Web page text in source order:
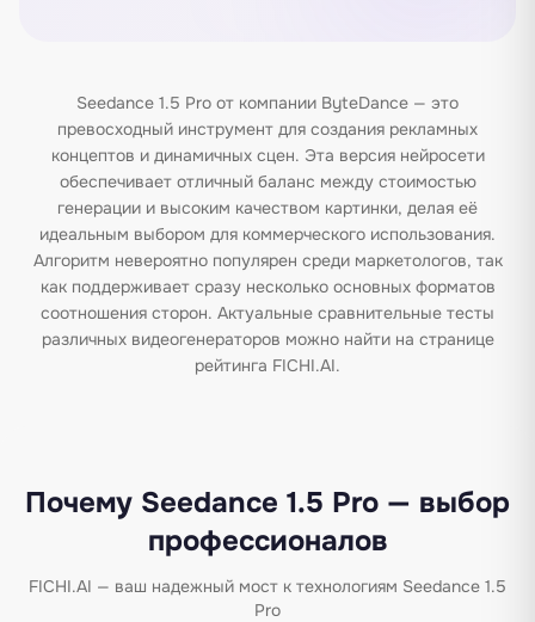
Seedance 1.5 Pro от компании ByteDance — это
превосходный инструмент для создания рекламных
концептов и динамичных сцен. Эта версия нейросети
обеспечивает отличный баланс между стоимостью
генерации и высоким качеством картинки, делая её
идеальным выбором для коммерческого использования.
Алгоритм невероятно популярен среди маркетологов, так
как поддерживает сразу несколько основных форматов
соотношения сторон. Актуальные сравнительные тесты
различных видеогенераторов можно найти на странице
рейтинга FICHI.AI.
Почему Seedance 1.5 Pro — выбор
профессионалов
FICHI.AI — ваш надежный мост к технологиям Seedance 1.5
Pro